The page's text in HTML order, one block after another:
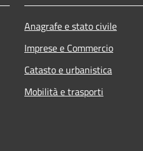
Anagrafe e stato civile
Imprese e Commercio
Catasto e urbanistica
Mobilità e trasporti